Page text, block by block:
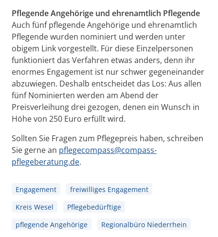
Pflegende Angehörige und ehrenamtlich Pflegende
Auch fünf pflegende Angehörige und ehrenamtlich
Pflegende wurden nominiert und werden unter
obigem Link vorgestellt. Für diese Einzelpersonen
funktioniert das Verfahren etwas anders, denn ihr
enormes Engagement ist nur schwer gegeneinander
abzuwiegen. Deshalb entscheidet das Los: Aus allen
fünf Nominierten werden am Abend der
Preisverleihung drei gezogen, denen ein Wunsch in
Höhe von 250 Euro erfüllt wird.
Sollten Sie Fragen zum Pflegepreis haben, schreiben
Sie gerne an pflegecompass@compass-
pflegeberatung.de.
Engagement
freiwilliges Engagement
Kreis Wesel
Pflegebedürftige
pflegende Angehörige
Regionalbüro Niederrhein